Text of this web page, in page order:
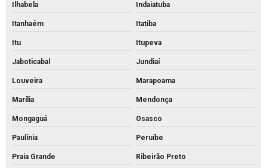
Pavimentação intertravada
Pavimentação piso intertravado
Pavimento intertravado de concreto
Piso de concreto para calçada preço
Piso de concreto intertravado retangular
Piso de concreto intertravado
Ilhabela Indaiatuba
Itanhaém Itatiba
Itu Itupeva
Jaboticabal Jundiaí
Louveira Marapoama
Marília Mendonça
Mongaguá Osasco
Paulínia Peruíbe
Praia Grande Ribeirão Preto